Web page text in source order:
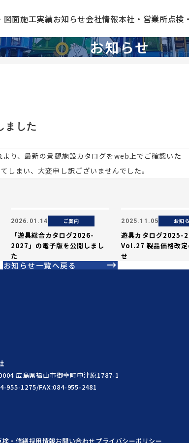
図面施工実績お知らせ会社情報本社・営業所点検
お知らせ
ました
り、最新の景観施設カタログをweb上でご確認いた
しまい、大変申し訳ございませんでした。
2026.01.14 ご案内
「遊具総合カタログ2026-
2027」の電子版を公開しまし
た
2025.11.05 お知
遊具カタログ2025-
Vol.27 製品価格改定
せ
お知らせ一覧へ戻る
広島県福山市御幸町中津原1787-1
955-1275/FAX:084-955-2481
検・修繕採用情報お問い合わせプライバシーポリシー